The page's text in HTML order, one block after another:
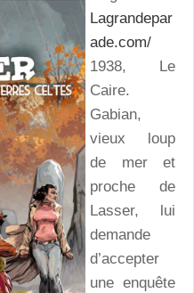
Lagrandepar
ade.com/
1938, Le
Caire.
Gabian,
vieux loup
de mer et
proche de
Lasser, lui
demande
d’accepter
une enquête